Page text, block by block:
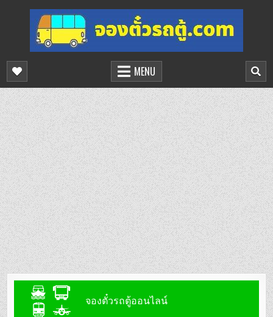
content
จองตั๋วรถตู้ออนไลน์
บริการจองตั๋วรถตู้ออนไลน์
MENU
จองตั๋วรถตู้ออนไลน์